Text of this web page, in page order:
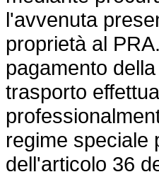
l'avvenuta
proprietà al
pagamento
trasporto
regime speciale
dell'articolo 36